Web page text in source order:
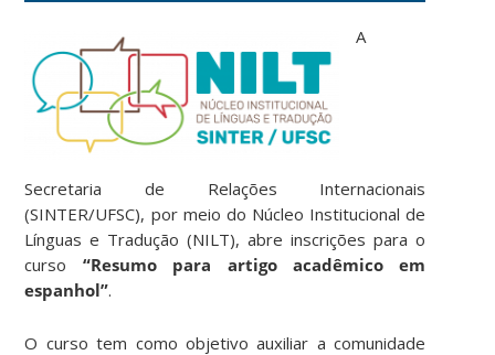
A
Secretaria de Relações Internacionais
(SINTER/UFSC), por meio do Núcleo Institucional de
Línguas e Tradução (NILT), abre inscrições para o
curso “Resumo para artigo acadêmico em
espanhol”.
O curso tem como objetivo auxiliar a comunidade